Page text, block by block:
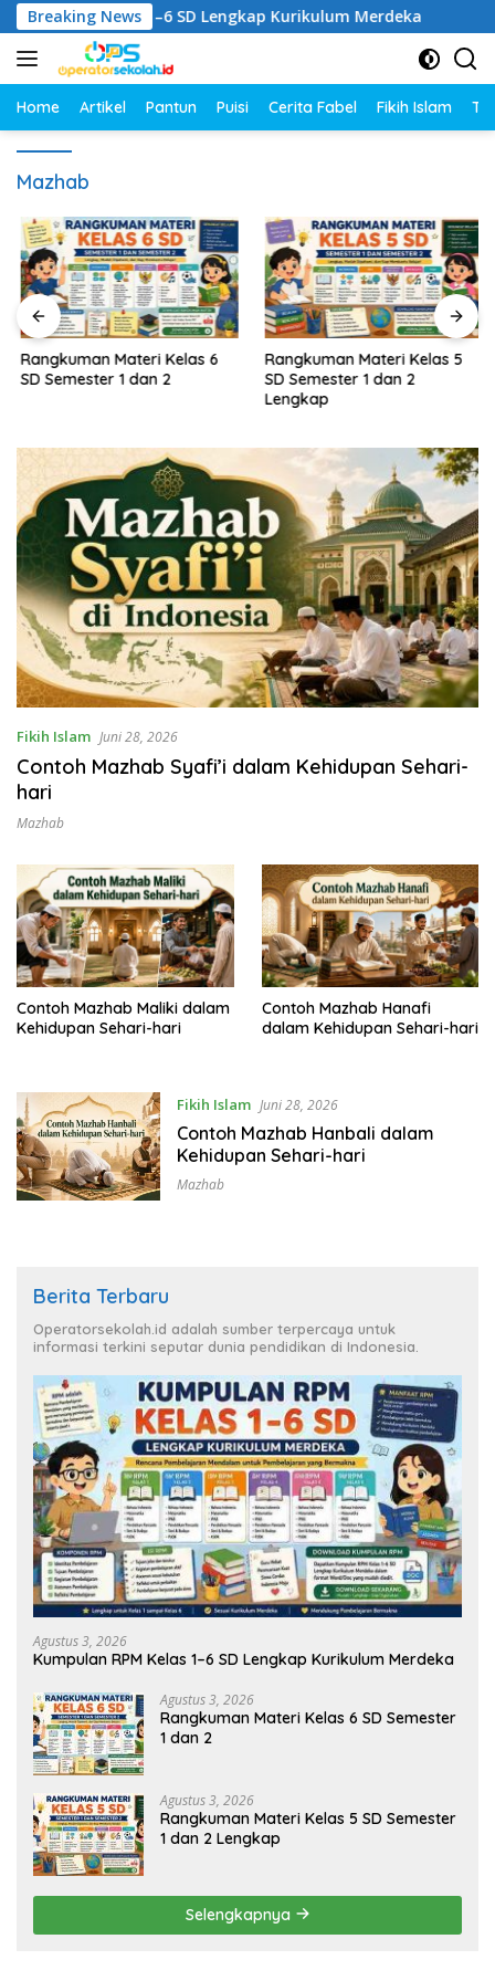
Langsung
ke
konten
Breaking News
RPM Kelas 1–6 SD Lengkap Kurikulum Merdeka
Home Artikel Pantun Puisi Cerita Fabel Fikih Islam
Mazhab
Rangkuman Materi Kelas 6
SD Semester 1 dan 2
Rangkuman Materi Kelas 5
SD Semester 1 dan 2
Lengkap
Fikih Islam Juni 28, 2026
Contoh Mazhab Syafi’i dalam Kehidupan Sehari-
hari
Mazhab
Contoh Mazhab Maliki dalam
Kehidupan Sehari-hari
Contoh Mazhab Hanafi
dalam Kehidupan Sehari-hari
Fikih Islam Juni 28, 2026
Contoh Mazhab Hanbali dalam
Kehidupan Sehari-hari
Mazhab
Berita Terbaru
Operatorsekolah.id adalah sumber terpercaya untuk
informasi terkini seputar dunia pendidikan di Indonesia.
Agustus 3, 2026
Kumpulan RPM Kelas 1–6 SD Lengkap Kurikulum Merdeka
Agustus 3, 2026
Rangkuman Materi Kelas 6 SD Semester
1 dan 2
Agustus 3, 2026
Rangkuman Materi Kelas 5 SD Semester
1 dan 2 Lengkap
Selengkapnya